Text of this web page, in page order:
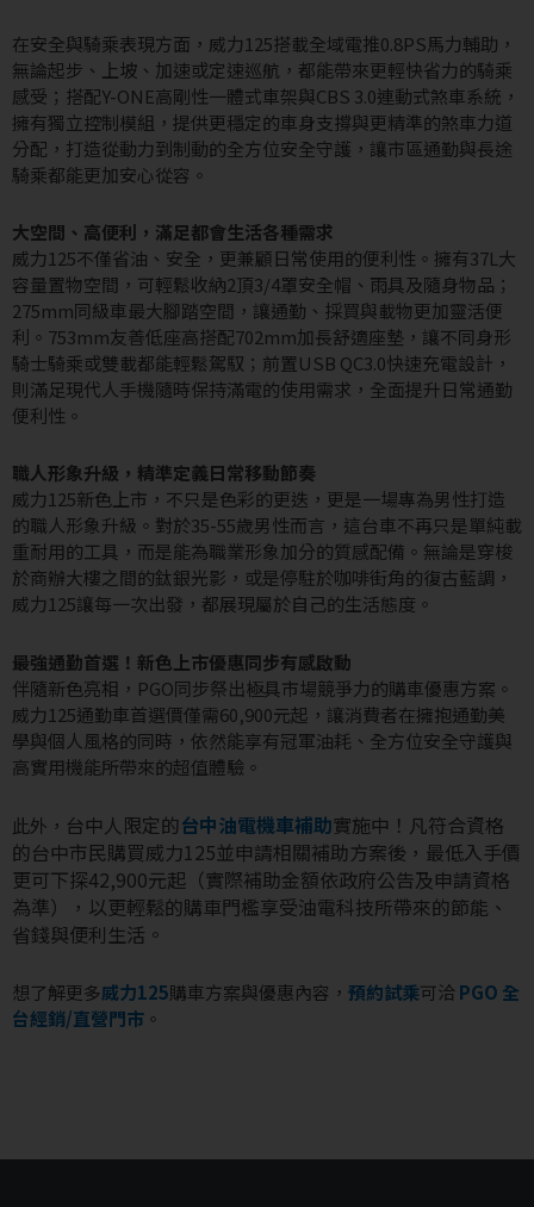
在安全與騎乘表現方面，威力125搭載全域電推0.8PS馬力輔助，
無論起步、上坡、加速或定速巡航，都能帶來更輕快省力的騎乘
感受；搭配Y-ONE高剛性一體式車架與CBS 3.0連動式煞車系統，
擁有獨立控制模組，提供更穩定的車身支撐與更精準的煞車力道
分配，打造從動力到制動的全方位安全守護，讓市區通勤與長途
騎乘都能更加安心從容。
大空間、高便利，滿足都會生活各種需求
威力125不僅省油、安全，更兼顧日常使用的便利性。擁有37L大
容量置物空間，可輕鬆收納2頂3/4罩安全帽、雨具及隨身物品；
275mm同級車最大腳踏空間，讓通勤、採買與載物更加靈活便
利。753mm友善低座高搭配702mm加長舒適座墊，讓不同身形
騎士騎乘或雙載都能輕鬆駕馭；前置USB QC3.0快速充電設計，
則滿足現代人手機隨時保持滿電的使用需求，全面提升日常通勤
便利性。
職人形象升級，精準定義日常移動節奏
威力125新色上市，不只是色彩的更迭，更是一場專為男性打造
的職人形象升級。對於35-55歲男性而言，這台車不再只是單純載
重耐用的工具，而是能為職業形象加分的質感配備。無論是穿梭
於商辦大樓之間的鈦銀光影，或是停駐於咖啡街角的復古藍調，
威力125讓每一次出發，都展現屬於自己的生活態度。
最強通勤首選！新色上市優惠同步有感啟動
伴隨新色亮相，PGO同步祭出極具市場競爭力的購車優惠方案。
威力125通勤車首選價僅需60,900元起，讓消費者在擁抱通勤美
學與個人風格的同時，依然能享有冠軍油耗、全方位安全守護與
高實用機能所帶來的超值體驗。
此外， 台中人限定的台中油電機車補助實施中！凡符合資格
的台中市民購買威力125並申請相關補助方案後，最低入手價
更可下探42,900元起（實際補助金額依政府公告及申請資格
為準），以更輕鬆的購車門檻享受油電科技所帶來的節能、
省錢與便利生活。
想了解更多威力125購車方案與優惠內容， 預約試乘可洽PGO 全
台經銷/直營門市 。